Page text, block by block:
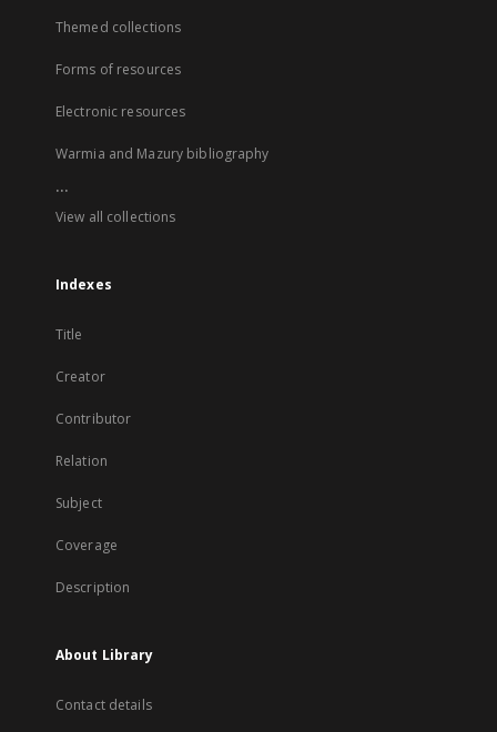
Themed collections
Forms of resources
Electronic resources
Warmia and Mazury bibliography
...
View all collections
Indexes
Title
Creator
Contributor
Relation
Subject
Coverage
Description
About Library
Contact details